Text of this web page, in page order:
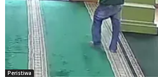
Peristiwa